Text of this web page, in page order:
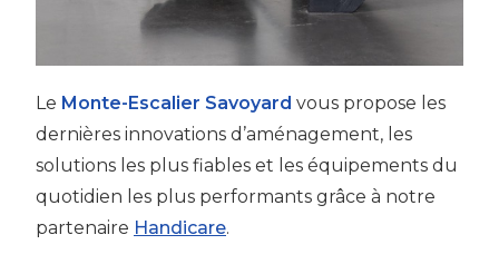
Le Monte-Escalier Savoyard vous propose les
dernières innovations d’aménagement, les
solutions les plus fiables et les équipements du
quotidien les plus performants grâce à notre
partenaire Handicare.